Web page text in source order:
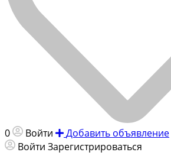
0 Войти
Добавить объявление
Войти Зарегистрироваться